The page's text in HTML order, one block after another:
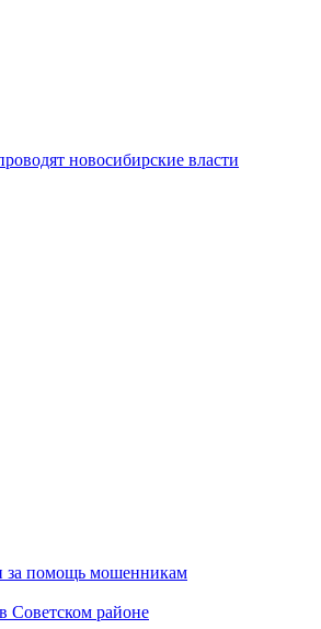
новосибирские власти
за помощь мошенникам
Советском районе